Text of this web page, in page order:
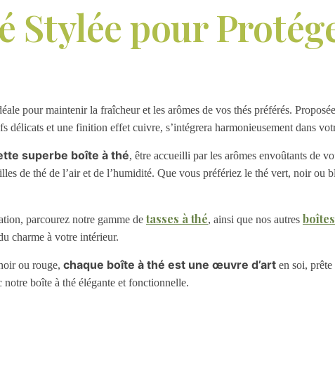
Stylée pour
pour maintenir la fraîcheur et les arômes de vos thés préférés.
délicats et une finition effet cuivre, s’intégrera harmonieusement dans
superbe boîte à thé, être accueilli par les arômes envoûtants de
de thé de l’air et de l’humidité. Que vous préfériez le thé vert, noir ou
parcourez notre gamme de tasses à thé, ainsi que nos autres
charme à votre intérieur.
ou rouge, chaque boîte à thé est une œuvre d’arten soi, prête
notre boîte à thé élégante et fonctionnelle.